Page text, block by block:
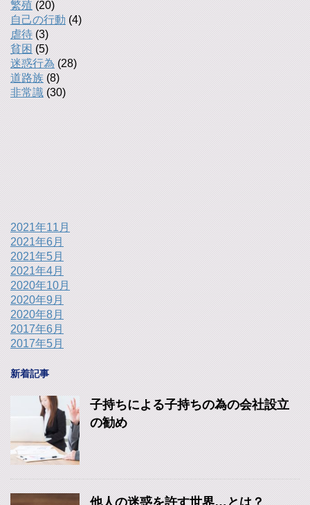
繁殖 (20)
自己の行動 (4)
虐待 (3)
貧困 (5)
迷惑行為 (28)
道路族 (8)
非常識 (30)
2021年11月
2021年6月
2021年5月
2021年4月
2020年10月
2020年9月
2020年8月
2017年6月
2017年5月
新着記事
子持ちによる子持ちの為の会社設立
の勧め
他人の迷惑を許す世界…とは？